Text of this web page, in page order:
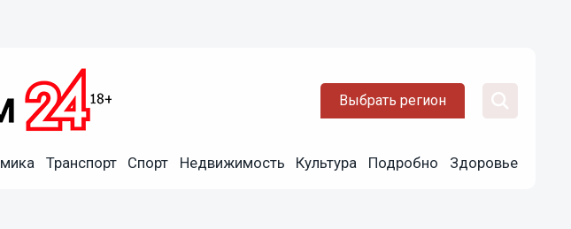
Выбрать регион
Транспорт Спорт Недвижимость Культура Подробно Здоровье